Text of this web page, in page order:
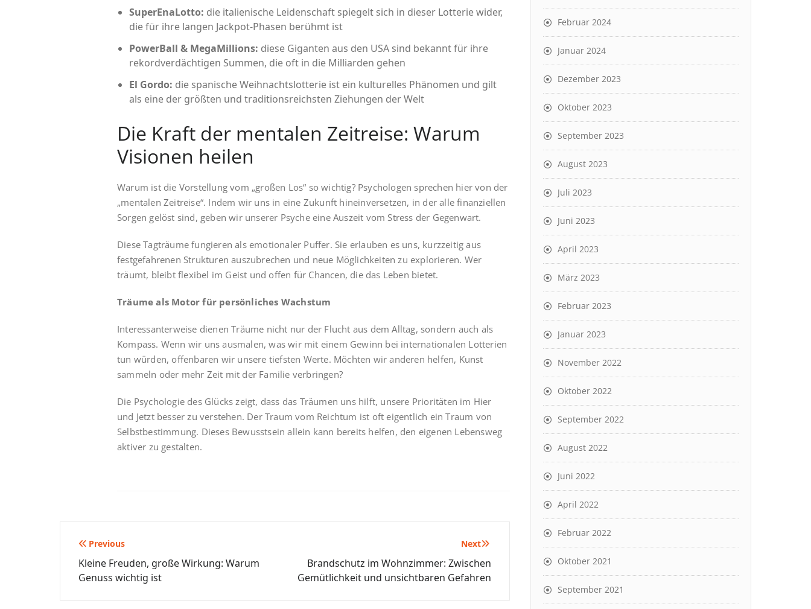
SuperEnaLotto: die italienische Leidenschaft spiegelt sich in dieser Lotterie wider,
die für ihre langen Jackpot-Phasen berühmt ist
PowerBall & MegaMillions: diese Giganten aus den USA sind bekannt für ihre
rekordverdächtigen Summen, die oft in die Milliarden gehen
El Gordo: die spanische Weihnachtslotterie ist ein kulturelles Phänomen und gilt
als eine der größten und traditionsreichsten Ziehungen der Welt
Die Kraft der mentalen Zeitreise: Warum
Visionen heilen
Warum ist die Vorstellung vom „großen Los“ so wichtig? Psychologen sprechen hier von der
„mentalen Zeitreise“. Indem wir uns in eine Zukunft hineinversetzen, in der alle finanziellen
Sorgen gelöst sind, geben wir unserer Psyche eine Auszeit vom Stress der Gegenwart.
Diese Tagträume fungieren als emotionaler Puffer. Sie erlauben es uns, kurzzeitig aus
festgefahrenen Strukturen auszubrechen und neue Möglichkeiten zu explorieren. Wer
träumt, bleibt flexibel im Geist und offen für Chancen, die das Leben bietet.
Träume als Motor für persönliches Wachstum
Interessanterweise dienen Träume nicht nur der Flucht aus dem Alltag, sondern auch als
Kompass. Wenn wir uns ausmalen, was wir mit einem Gewinn bei internationalen Lotterien
tun würden, offenbaren wir unsere tiefsten Werte. Möchten wir anderen helfen, Kunst
sammeln oder mehr Zeit mit der Familie verbringen?
Die Psychologie des Glücks zeigt, dass das Träumen uns hilft, unsere Prioritäten im Hier
und Jetzt besser zu verstehen. Der Traum vom Reichtum ist oft eigentlich ein Traum von
Selbstbestimmung. Dieses Bewusstsein allein kann bereits helfen, den eigenen Lebensweg
aktiver zu gestalten.
Beitragsnavigation
Previous
Kleine Freuden, große Wirkung: Warum
Genuss wichtig ist
Next
Brandschutz im Wohnzimmer: Zwischen
Gemütlichkeit und unsichtbaren Gefahren
Februar 2024
Januar 2024
Dezember 2023
Oktober 2023
September 2023
August 2023
Juli 2023
Juni 2023
April 2023
März 2023
Februar 2023
Januar 2023
November 2022
Oktober 2022
September 2022
August 2022
Juni 2022
April 2022
Februar 2022
Oktober 2021
September 2021